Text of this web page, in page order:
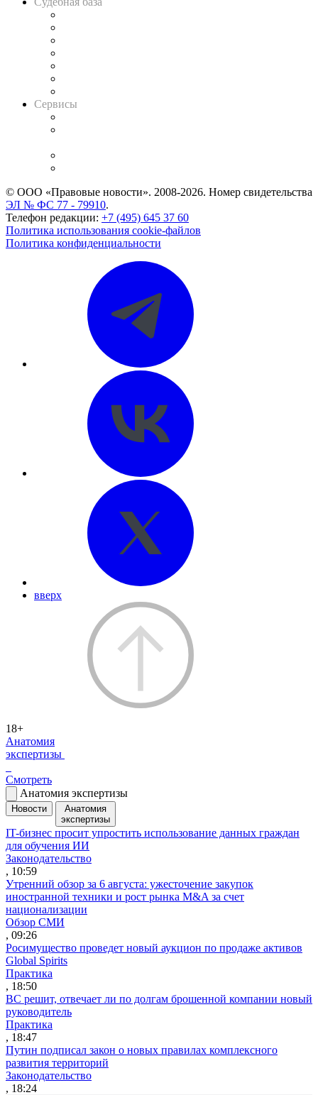
Сервисы
© ООО «Правовые новости». 2008-2026. Номер свидетельства
ЭЛ № ФС 77 - 79910.
Телефон редакции: +7 (495) 645 37 60
Политика использования cookie-файлов
Политика конфиденциальности
вверх
18+
Анатомия
экспертизы
Смотреть
Анатомия экспертизы
Новости
Анатомия
экспертизы
IT-бизнес просит упростить использование данных граждан
для обучения ИИ
Законодательство
, 10:59
Утренний обзор за 6 августа: ужесточение закупок
иностранной техники и рост рынка M&A за счет
национализации
Обзор СМИ
, 09:26
Росимущество проведет новый аукцион по продаже активов
Global Spirits
Практика
, 18:50
ВС решит, отвечает ли по долгам брошенной компании новый
руководитель
Практика
, 18:47
Путин подписал закон о новых правилах комплексного
развития территорий
Законодательство
, 18:24